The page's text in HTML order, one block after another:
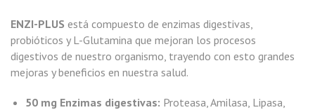
ENZI-PLUS está compuesto de enzimas digestivas,
probióticos y L-Glutamina que mejoran los procesos
digestivos de nuestro organismo, trayendo con esto grandes
mejoras y beneficios en nuestra salud.
50 mg Enzimas digestivas: Proteasa, Amilasa, Lipasa,